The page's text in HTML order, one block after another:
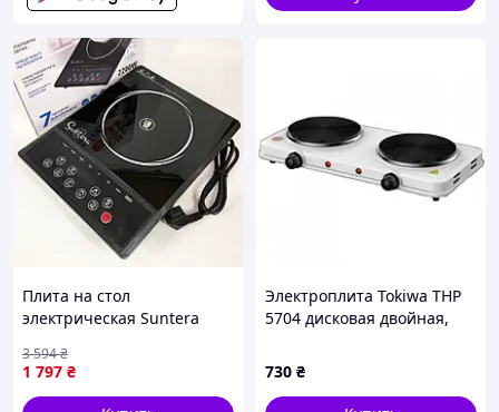
Плита на стол
электрическая Suntera
настольная плита для
дома PX-61
1 797 ₴
3 594₴
Электроплита Tokiwa THP
5704 дисковая двойная,
плита на две конфорки
(2000 Вт)
730 ₴